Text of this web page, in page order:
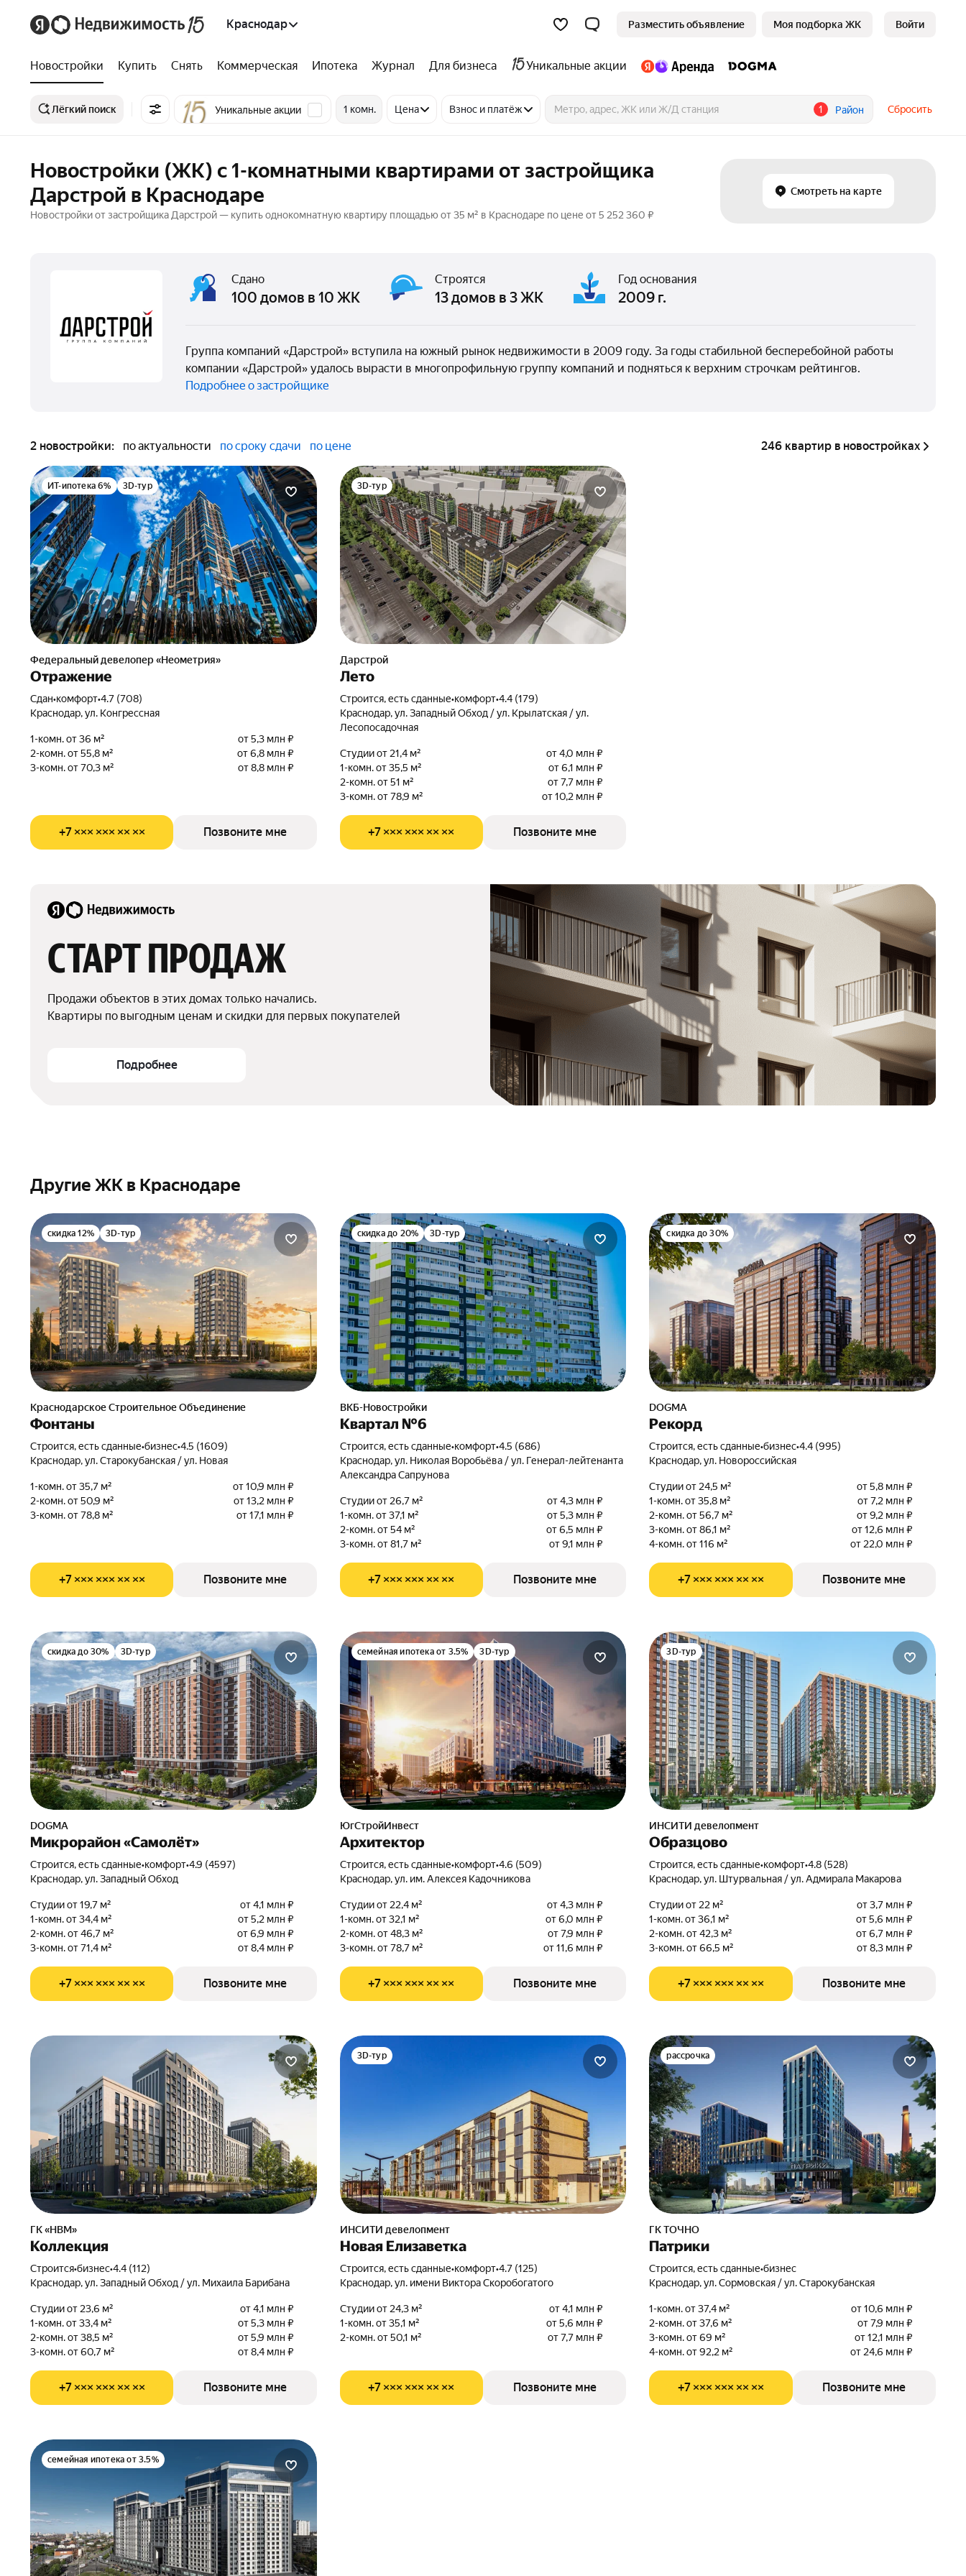
Краснодар Разместить объявление Моя подборка ЖК Войти
Новостройки Купить Снять Коммерческая Ипотека Журнал Для бизнеса Уникальные акции
Лёгкий поиск Уникальные акции 1 комн. Цена Взнос и платёж 1 Район Сбросить
Новостройки (ЖК) с 1-комнатными квартирами от застройщика
Дарстрой в Краснодаре
Новостройки от застройщика Дарстрой — купить однокомнатную квартиру площадью от 35 м² в Краснодаре по цене от 5 252 360 ₽
Смотреть на карте
Сдано
100 домов в 10 ЖК
Строятся
13 домов в 3 ЖК
Год основания
2009 г.
Группа компаний «Дарстрой» вступила на южный рынок недвижимости в 2009 году. За годы стабильной бесперебойной работы
компании «Дарстрой» удалось вырасти в многопрофильную группу компаний и подняться к верхним строчкам рейтингов.
Подробнее о застройщике
2 новостройки: по актуальности по сроку сдачи по цене 246 квартир в новостройках
ИТ-ипотека 6% 3D-тур
Федеральный девелопер «Неометрия»
Отражение
Сдан•комфорт•4.7 (708)
Краснодар, ул. Конгрессная
1-комн. от 36 м²
от 5,3 млн ₽
2-комн. от 55,8 м²
от 6,8 млн ₽
3-комн. от 70,3 м²
от 8,8 млн ₽
+7 ××× ××× ×× ×× Позвоните мне
3D-тур
Дарстрой
Лето
Строится, есть сданные•комфорт•4.4 (179)
Краснодар, ул. Западный Обход / ул. Крылатская / ул.
Лесопосадочная
Студии от 21,4 м²
от 4,0 млн ₽
1-комн. от 35,5 м²
от 6,1 млн ₽
2-комн. от 51 м²
от 7,7 млн ₽
3-комн. от 78,9 м²
от 10,2 млн ₽
+7 ××× ××× ×× ×× Позвоните мне
СТАРТ ПРОДАЖ
Продажи объектов в этих домах только начались.
Квартиры по выгодным ценам и скидки для первых покупателей
Подробнее
Другие ЖК в Краснодаре
скидка 12% 3D-тур
Краснодарское Строительное Объединение
Фонтаны
Строится, есть сданные•бизнес•4.5 (1609)
Краснодар, ул. Старокубанская / ул. Новая
1-комн. от 35,7 м²
от 10,9 млн ₽
2-комн. от 50,9 м²
от 13,2 млн ₽
3-комн. от 78,8 м²
от 17,1 млн ₽
+7 ××× ××× ×× ×× Позвоните мне
скидка до 20% 3D-тур
ВКБ-Новостройки
Квартал №6
Строится, есть сданные•комфорт•4.5 (686)
Краснодар, ул. Николая Воробьёва / ул. Генерал-лейтенанта
Александра Сапрунова
Студии от 26,7 м²
от 4,3 млн ₽
1-комн. от 37,1 м²
от 5,3 млн ₽
2-комн. от 54 м²
от 6,5 млн ₽
3-комн. от 81,7 м²
от 9,1 млн ₽
+7 ××× ××× ×× ×× Позвоните мне
скидка до 30%
DOGMA
Рекорд
Строится, есть сданные•бизнес•4.4 (995)
Краснодар, ул. Новороссийская
Студии от 24,5 м²
от 5,8 млн ₽
1-комн. от 35,8 м²
от 7,2 млн ₽
2-комн. от 56,7 м²
от 9,2 млн ₽
3-комн. от 86,1 м²
от 12,6 млн ₽
4-комн. от 116 м²
от 22,0 млн ₽
+7 ××× ××× ×× ×× Позвоните мне
скидка до 30% 3D-тур
DOGMA
Микрорайон «Самолёт»
Строится, есть сданные•комфорт•4.9 (4597)
Краснодар, ул. Западный Обход
Студии от 19,7 м²
от 4,1 млн ₽
1-комн. от 34,4 м²
от 5,2 млн ₽
2-комн. от 46,7 м²
от 6,9 млн ₽
3-комн. от 71,4 м²
от 8,4 млн ₽
+7 ××× ××× ×× ×× Позвоните мне
семейная ипотека от 3.5% 3D-тур
ЮгСтройИнвест
Архитектор
Строится, есть сданные•комфорт•4.6 (509)
Краснодар, ул. им. Алексея Кадочникова
Студии от 22,4 м²
от 4,3 млн ₽
1-комн. от 32,1 м²
от 6,0 млн ₽
2-комн. от 48,3 м²
от 7,9 млн ₽
3-комн. от 78,7 м²
от 11,6 млн ₽
+7 ××× ××× ×× ×× Позвоните мне
3D-тур
ИНСИТИ девелопмент
Образцово
Строится, есть сданные•комфорт•4.8 (528)
Краснодар, ул. Штурвальная / ул. Адмирала Макарова
Студии от 22 м²
от 3,7 млн ₽
1-комн. от 36,1 м²
от 5,6 млн ₽
2-комн. от 42,3 м²
от 6,7 млн ₽
3-комн. от 66,5 м²
от 8,3 млн ₽
+7 ××× ××× ×× ×× Позвоните мне
ГК «НВМ»
Коллекция
Строится•бизнес•4.4 (112)
Краснодар, ул. Западный Обход / ул. Михаила Барибана
Студии от 23,6 м²
от 4,1 млн ₽
1-комн. от 33,4 м²
от 5,3 млн ₽
2-комн. от 38,5 м²
от 5,9 млн ₽
3-комн. от 60,7 м²
от 8,4 млн ₽
+7 ××× ××× ×× ×× Позвоните мне
3D-тур
ИНСИТИ девелопмент
Новая Елизаветка
Строится, есть сданные•комфорт•4.7 (125)
Краснодар, ул. имени Виктора Скоробогатого
Студии от 24,3 м²
от 4,1 млн ₽
1-комн. от 35,1 м²
от 5,6 млн ₽
2-комн. от 50,1 м²
от 7,7 млн ₽
+7 ××× ××× ×× ×× Позвоните мне
рассрочка
ГК ТОЧНО
Патрики
Строится, есть сданные•бизнес
Краснодар, ул. Сормовская / ул. Старокубанская
1-комн. от 37,4 м²
от 10,6 млн ₽
2-комн. от 37,6 м²
от 7,9 млн ₽
3-комн. от 69 м²
от 12,1 млн ₽
4-комн. от 92,2 м²
от 24,6 млн ₽
+7 ××× ××× ×× ×× Позвоните мне
семейная ипотека от 3.5%